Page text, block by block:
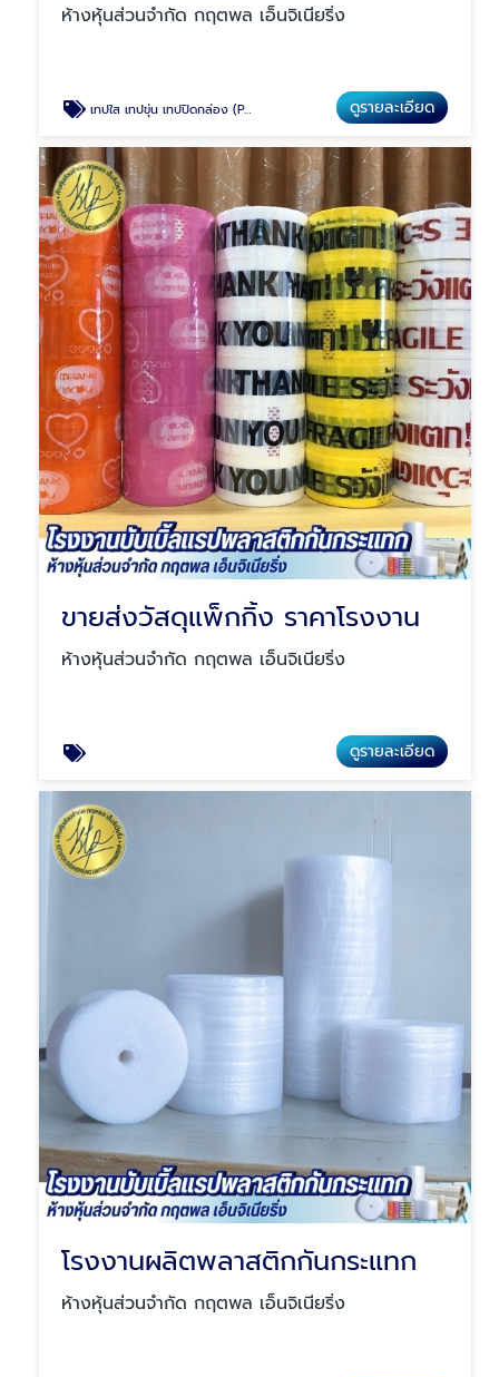
ห้างหุ้นส่วนจำกัด กฤตพล เอ็นจิเนียริ่ง
เทปใส เทปขุ่น เทปปิดกล่อง (Packing Tape) ดูรายละเอียด
ขายส่งวัสดุแพ็กกิ้ง ราคาโรงงาน
ห้างหุ้นส่วนจำกัด กฤตพล เอ็นจิเนียริ่ง
ดูรายละเอียด
โรงงานผลิตพลาสติกกันกระแทก
ห้างหุ้นส่วนจำกัด กฤตพล เอ็นจิเนียริ่ง